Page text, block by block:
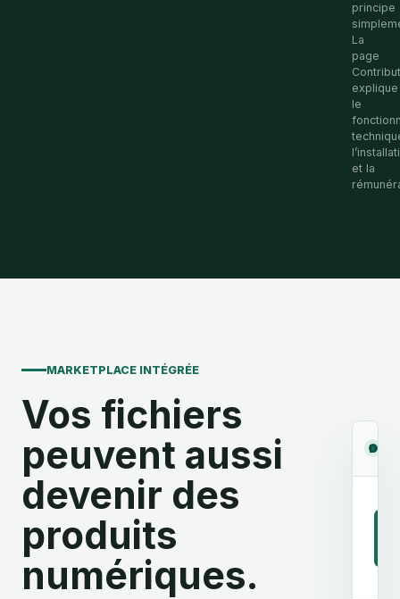
principe
La
page
explique
le
et la
MARKETPLACE INTÉGRÉE
Vos fichiers
peuvent aussi
devenir des
produits
numériques.